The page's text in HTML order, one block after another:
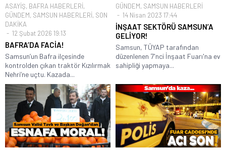
ASAYİŞ, BAFRA HABERLERİ,
GÜNDEM, SAMSUN HABERLERİ, SON
DAKİKA
12 Şubat 2026 19:13
BAFRA’DA FACİA!
Samsun’un Bafra ilçesinde
kontrolden çıkan traktör Kızılırmak
Nehri’ne uçtu. Kazada...
GÜNDEM, SAMSUN HABERLERİ
14 Nisan 2023 17:44
İNŞAAT SEKTÖRÜ SAMSUN’A
GELİYOR!
Samsun, TÜYAP tarafından
düzenlenen 7'nci İnşaat Fuarı'na ev
sahipliği yapmaya...